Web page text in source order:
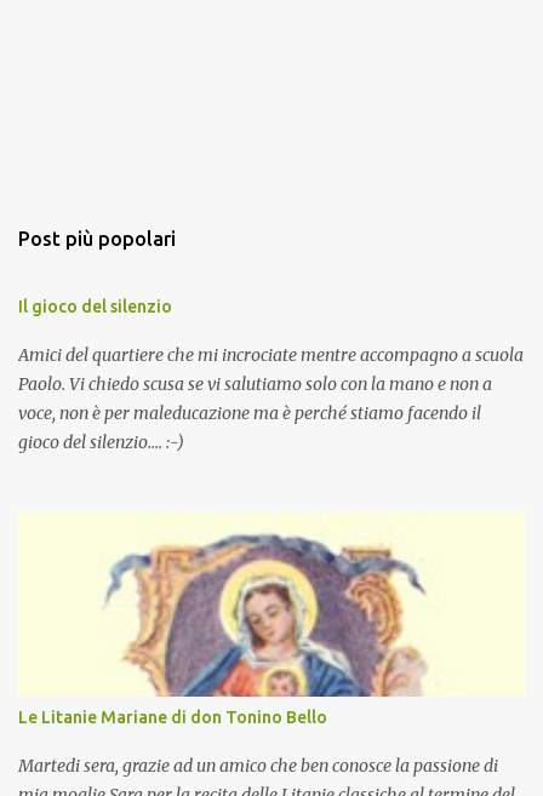
Post più popolari
Il gioco del silenzio
Amici del quartiere che mi incrociate mentre accompagno a scuola
Paolo. Vi chiedo scusa se vi salutiamo solo con la mano e non a
voce, non è per maleducazione ma è perché stiamo facendo il
gioco del silenzio.... :-)
Le Litanie Mariane di don Tonino Bello
Martedi sera, grazie ad un amico che ben conosce la passione di